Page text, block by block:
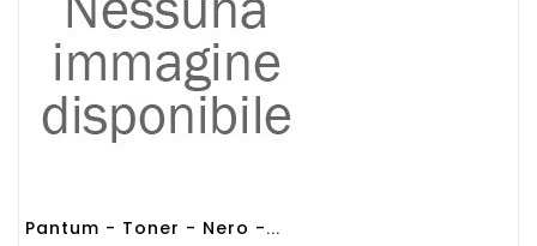
Pantum - Toner - Nero -...